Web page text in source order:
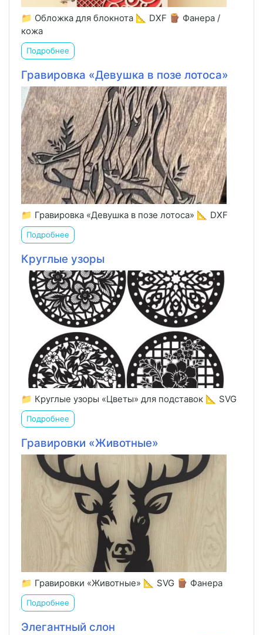
📁 Обложка для блокнота 📐 DXF 🪵 Фанера /
кожа
Подробнее
Гравировка «Девушка в позе лотоса»
📁 Гравировка «Девушка в позе лотоса» 📐 DXF
Подробнее
Круглые узоры
📁 Круглые узоры «Цветы» для подставок 📐 SVG
Подробнее
Гравировки «Животные»
📁 Гравировки «Животные» 📐 SVG 🪵 Фанера
Подробнее
Элегантный слон